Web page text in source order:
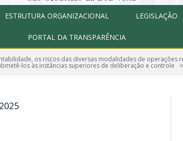
ESTRUTURA ORGANIZACIONAL LEGISLAÇÃO
PORTAL DA TRANSPARÊNCIA
os riscos das diversas modalidades de operações
los às instâncias superiores de deliberação e controle »